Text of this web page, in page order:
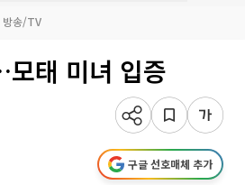
방송/TV
태 미녀 입증
구글 선호매체 추가